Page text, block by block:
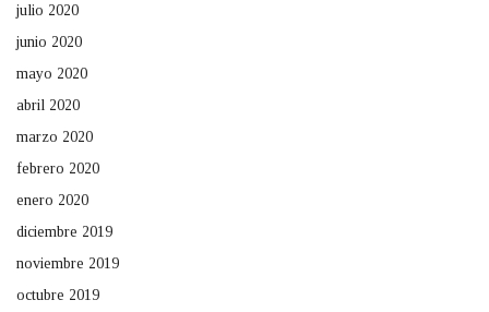
julio 2020
junio 2020
mayo 2020
abril 2020
marzo 2020
febrero 2020
enero 2020
diciembre 2019
noviembre 2019
octubre 2019